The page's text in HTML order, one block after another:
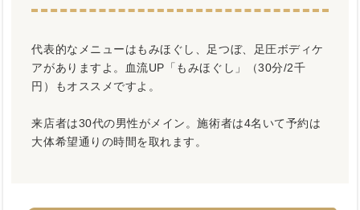
代表的なメニューはもみほぐし、足つぼ、足圧ボディケ
アがありますよ。血流UP「もみほぐし」（30分/2千
円）もオススメですよ。
来店者は30代の男性がメイン。施術者は4名いて予約は
大体希望通りの時間を取れます。